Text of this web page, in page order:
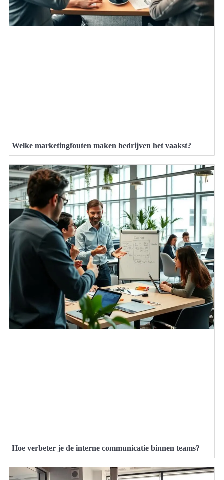
Welke marketingfouten maken bedrijven het vaakst?
Hoe verbeter je de interne communicatie binnen teams?